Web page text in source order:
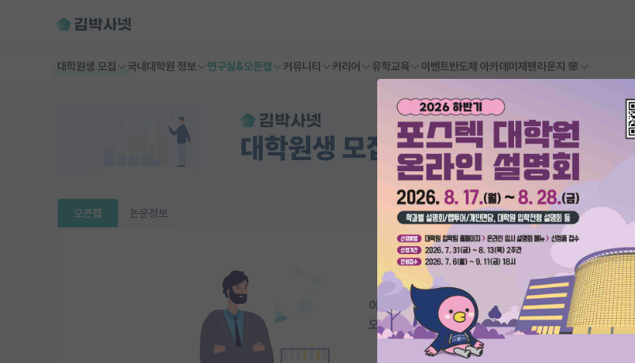
대학원생 모집 국내대학원 정보 연구실&오픈랩 커뮤니티 커리어 유학교육 이벤트반도체 아카데미 재팬라운지 🌸
오픈랩 논문정보
이 연구실은 아직 오픈랩 정보가등록되지 않았습니다.
오픈랩이 등록된 연구실은 어떠신가요?